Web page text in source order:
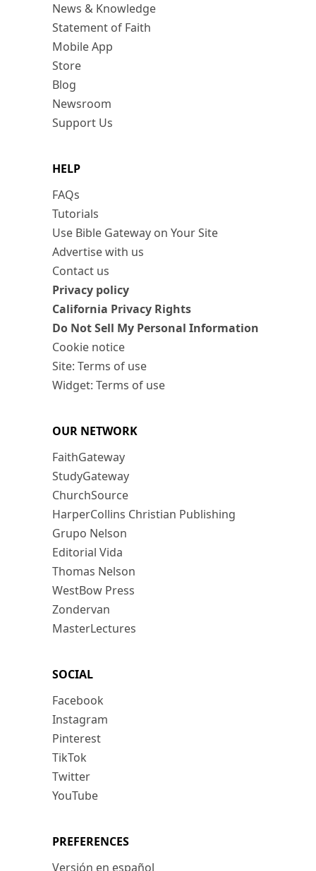
News & Knowledge
Statement of Faith
Mobile App
Store
Blog
Newsroom
Support Us
HELP
FAQs
Tutorials
Use Bible Gateway on Your Site
Advertise with us
Contact us
Privacy policy
California Privacy Rights
Do Not Sell My Personal Information
Cookie notice
Site: Terms of use
Widget: Terms of use
OUR NETWORK
FaithGateway
StudyGateway
ChurchSource
HarperCollins Christian Publishing
Grupo Nelson
Editorial Vida
Thomas Nelson
WestBow Press
Zondervan
MasterLectures
SOCIAL
Facebook
Instagram
Pinterest
TikTok
Twitter
YouTube
PREFERENCES
Versión en español